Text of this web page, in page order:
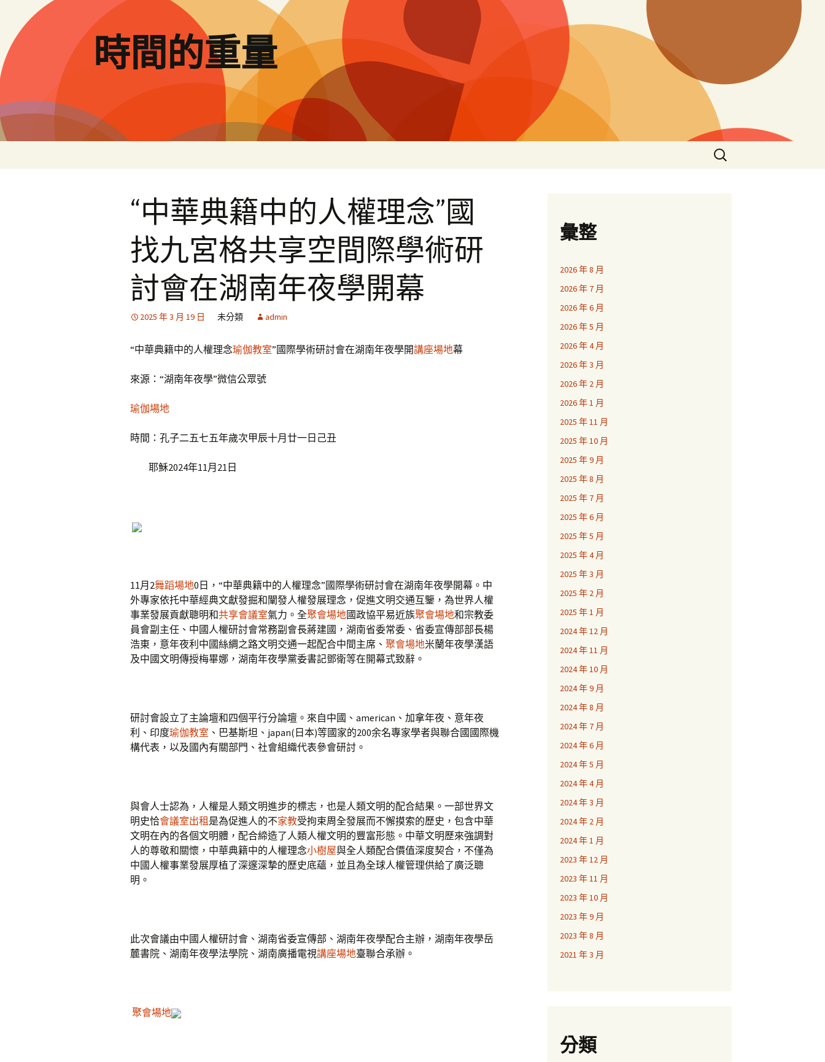
要
內
容
時間的重量
搜
尋
“中華典籍中的人權理念”國
找九宮格共享空間際學術研
討會在湖南年夜學開幕
2025 年 3 月 19 日 未分類 admin
“中華典籍中的人權理念瑜伽教室”國際學術研討會在湖南年夜學開講座場地幕
來源：“湖南年夜學”微信公眾號
瑜伽場地
時間：孔子二五七五年歲次甲辰十月廿一日己丑
耶穌2024年11月21日
11月2舞蹈場地0日，“中華典籍中的人權理念”國際學術研討會在湖南年夜學開幕。中
外專家依托中華經典文獻發掘和闡發人權發展理念，促進文明交通互鑒，為世界人權
事業發展貢獻聰明和共享會議室氣力。全聚會場地國政協平易近族聚會場地和宗教委
員會副主任、中國人權研討會常務副會長蔣建國，湖南省委常委、省委宣傳部部長楊
浩東，意年夜利中國絲綢之路文明交通一起配合中間主席、 聚會場地米蘭年夜學漢語
及中國文明傳授梅畢娜，湖南年夜學黨委書記鄧衛等在開幕式致辭。
研討會設立了主論壇和四個平行分論壇。來自中國、american、加拿年夜、意年夜
利、印度瑜伽教室 、巴基斯坦、japan(日本)等國家的200余名專家學者與聯合國國際機
構代表，以及國內有關部門、社會組織代表參會研討。
與會人士認為，人權是人類文明進步的標志，也是人類文明的配合結果。一部世界文
明史恰會議室出租 是為促進人的不家教受拘束周全發展而不懈摸索的歷史，包含中華
文明在內的各個文明體，配合締造了人類人權文明的豐富形態。中華文明歷來強調對
人的尊敬和關懷，中華典籍中的人權理念小樹屋與全人類配合價值深度契合，不僅為
中國人權事業發展厚植了深邃深摯的歷史底蘊，並且為全球人權管理供給了廣泛聰
明。
此次會議由中國人權研討會、湖南省委宣傳部、湖南年夜學配合主辦，湖南年夜學岳
麓書院、湖南年夜學法學院、湖南廣播電視講座場地臺聯合承辦。
聚會場地
彙整
2026 年 8 月
2026 年 7 月
2026 年 6 月
2026 年 5 月
2026 年 4 月
2026 年 3 月
2026 年 2 月
2026 年 1 月
2025 年 11 月
2025 年 10 月
2025 年 9 月
2025 年 8 月
2025 年 7 月
2025 年 6 月
2025 年 5 月
2025 年 4 月
2025 年 3 月
2025 年 2 月
2025 年 1 月
2024 年 12 月
2024 年 11 月
2024 年 10 月
2024 年 9 月
2024 年 8 月
2024 年 7 月
2024 年 6 月
2024 年 5 月
2024 年 4 月
2024 年 3 月
2024 年 2 月
2024 年 1 月
2023 年 12 月
2023 年 11 月
2023 年 10 月
2023 年 9 月
2023 年 8 月
2021 年 3 月
分類